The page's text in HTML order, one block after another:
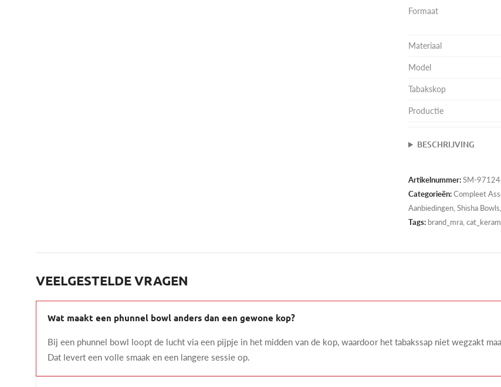
Formaat
Materiaal
Model
Tabakskop
Productie
BESCHRIJVING
Artikelnummer:SM-
Categorieën:Compleet
Aanbiedingen Shisha Bowls
Tags: brand_mra,
VEELGESTELDE VRAGEN
Wat maakt een phunnel bowl anders dan een gewone kop?
Bij een phunnel bowl loopt de lucht via een pijpje in het midden van de kop, waardoor het tabakssap niet wegzakt
Dat levert een volle smaak en een langere sessie op.